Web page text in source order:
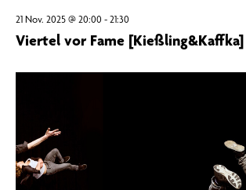
21 Nov. 2025 @ 20:00 - 21:30
Viertel vor Fame [Kießling&Kaffka]